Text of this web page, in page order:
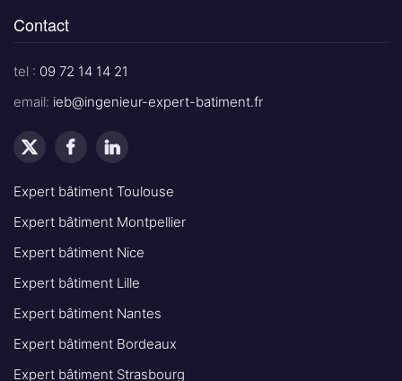
Contact
tel : 09 72 14 14 21
email: ieb@ingenieur-expert-batiment.fr
Expert bâtiment Toulouse
Expert bâtiment Montpellier
Expert bâtiment Nice
Expert bâtiment Lille
Expert bâtiment Nantes
Expert bâtiment Bordeaux
Expert bâtiment Strasbourg